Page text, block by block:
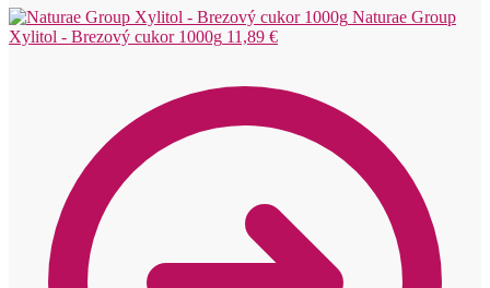
Naturae Group
Xylitol - Brezový cukor 1000g 11,89 €